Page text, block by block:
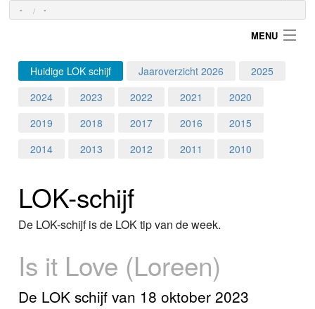
- -
MENU
Login
Home
Programma's
Nieuws
Foto's
Video
Webcam
Huidige LOK schijf Jaaroverzicht 2026
2025
2024
2023 2022 2021
2020
2019
2018 2017 2016
2015
2014
2013 2012 2011 2010
LOK-schijf
De LOK-schijf is de LOK tip van de week.
Is it Love (Loreen)
De LOK schijf van 18 oktober 2023